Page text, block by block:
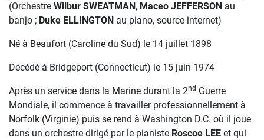
(Orchestre Wilbur SWEATMAN , Maceo JEFFERSON au
banjo ; Duke ELLINGTON au piano, source internet)
Né à Beaufort (Caroline du Sud) le 14 juillet 1898
Décédé à Bridgeport (Connecticut) le 15 juin 1974
Après un service dans la Marine durant la 2nd Guerre
Mondiale, il commence à travailler professionnellement à
Norfolk (Virginie) puis se rend à Washington D.C. où il joue
dans un orchestre dirigé par le pianiste Roscoe LEE et qui